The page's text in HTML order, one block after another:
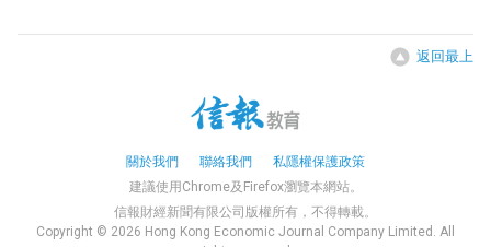
返回最上
關於我們 聯絡我們
私隱權保護政策
建議使用Chrome及Firefox瀏覽本網站。
信報財經新聞有限公司版權所有，不得轉載。
Copyright © 2026 Hong Kong Economic Journal Company Limited. All